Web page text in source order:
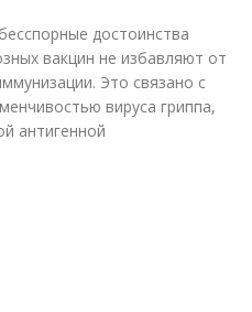
достоинства
вакцин не избавляют от
Это связано с
вируса гриппа,
антигенной